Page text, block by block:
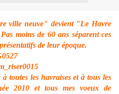
ville neuve" devient "Le Havre
moins de 60 ans séparent ces
de leur époque.
toutes les havraises et à tous les
2010 et tous mes voeux de